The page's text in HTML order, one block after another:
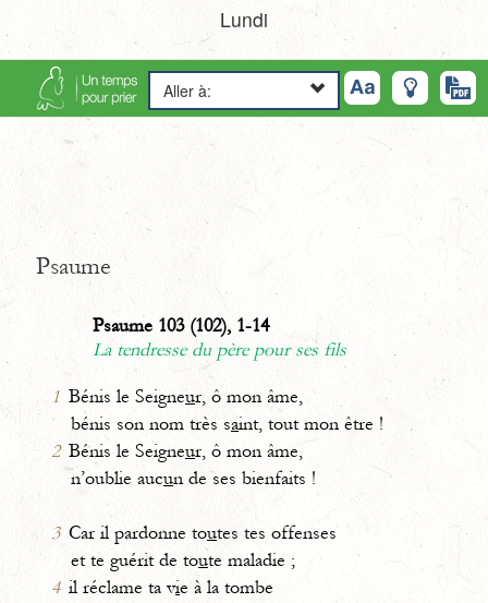
Lundi
Aller à:
Psaume
Psaume 103 (102), 1-14
La tendresse du père pour ses fils
1 Bénis le Seigneur, ô mon âme,
bénis son nom très saint, tout mon être !
2 Bénis le Seigneur, ô mon âme,
n’oublie aucun de ses bienfaits !
3 Car il pardonne toutes tes offenses
et te guérit de toute maladie ;
4 il réclame ta vie à la tombe